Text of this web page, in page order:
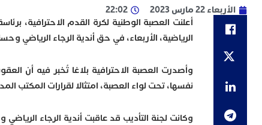
الأربعاء 22 مارس 2023
22:02
أعلنت العصبة الوطنية لكرة القدم الاحترافية،
الرياضية، الأربعاء، في حق أندية الرجاء الرياضي
وأصدرت العصبة الاحترافية بلاغا تُخبر فيه أن
نفسها، تحت لواء العصبة، امتثالا لقرارات المكتب
وكانت لجنة التأديب قد عاقبت أندية الرجاء